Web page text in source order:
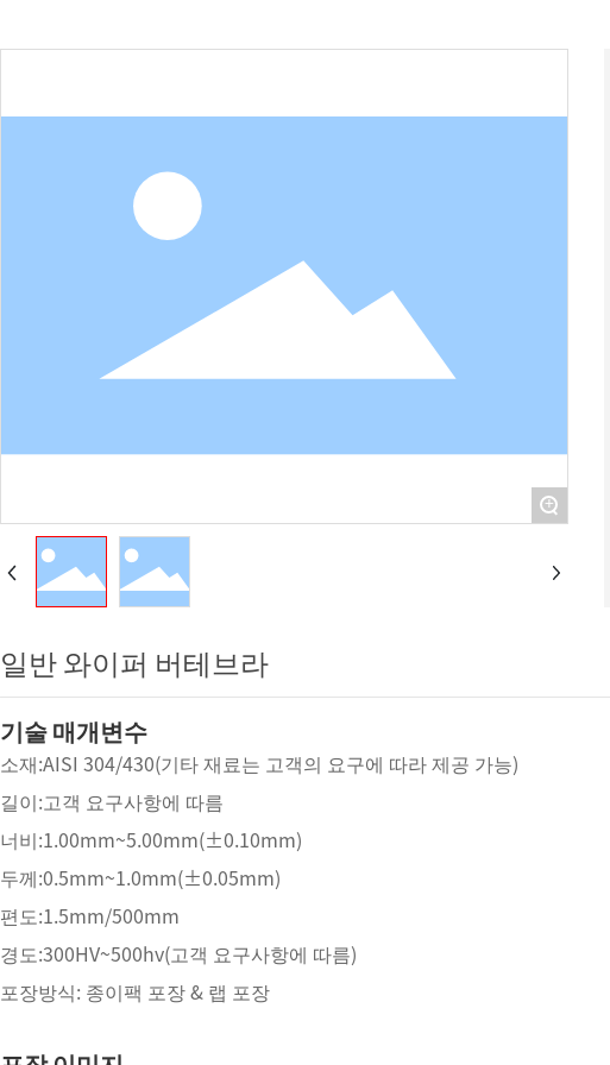
+
일반 와이퍼 버테브라
기술 매개변수
소재:AISI 304/430(기타 재료는 고객의 요구에 따라 제공 가능)
길이:고객 요구사항에 따름
너비:1.00mm~5.00mm(±0.10mm)
두께:0.5mm~1.0mm(±0.05mm)
편도:1.5mm/500mm
경도:300HV~500hv(고객 요구사항에 따름)
포장방식: 종이팩 포장 & 랩 포장